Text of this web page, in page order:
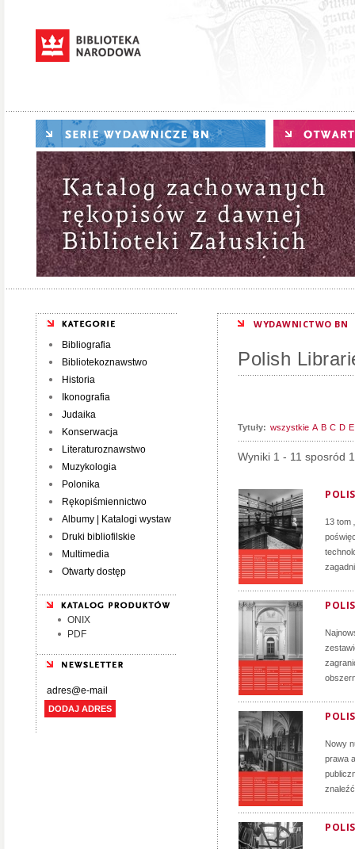
Bibliografia
Bibliotekoznawstwo
Historia
Ikonografia
Judaika
Konserwacja
Literaturoznawstwo
Muzykologia
Polonika
Rękopiśmiennictwo
Albumy | Katalogi wystaw
Druki bibliofilskie
Multimedia
Otwarty dostęp
ONIX
PDF
DODAJ ADRES
WYDAWNICTWO BN
Polish
Tytuły: wszystkie A B C D E
Wyniki 1 - 11 sposród
13 tom
Nowy
prawa